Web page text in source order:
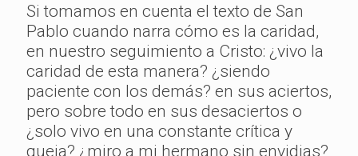
Si tomamos en cuenta el texto de San
Pablo cuando narra cómo es la caridad,
en nuestro seguimiento a Cristo: ¿vivo la
caridad de esta manera? ¿siendo
paciente con los demás? en sus aciertos,
pero sobre todo en sus desaciertos o
¿solo vivo en una constante crítica y
queja? ¿miro a mi hermano sin envidias?